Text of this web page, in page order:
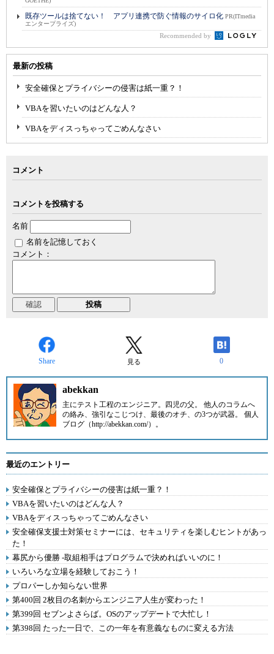
既存ツールは捨てない！ アプリ連携で防ぐ情報のサイロ化 PR(ITmedia
エンタープライズ)
Recommended by
最新の投稿
安全確保とプライバシーの侵害は紙一重？！
VBAを習いたいのはどんな人？
VBAをディスっちゃってごめんなさい
コメント
コメントを投稿する
名前
名前を記憶しておく
コメント：
Share 見る 0
abekkan
主にテスト工程のエンジニア。四児の父。 他人のコラムへ
の絡み、強引なこじつけ、最後のオチ、の3つが武器。 個人
ブログ（http://abekkan.com/）。
最近のエントリー
安全確保とプライバシーの侵害は紙一重？！
VBAを習いたいのはどんな人？
VBAをディスっちゃってごめんなさい
安全確保支援士対策セミナーには、セキュリティを楽しむヒントがあっ
た！
幕尻から優勝 -取組相手はプログラムで決めればいいのに！
いろいろな立場を経験しておこう！
プロパーしか知らない世界
第400回 2枚目の名刺からエンジニア人生が変わった！
第399回 セブンよさらば。OSのアップデートで大忙し！
第398回 たった一日で、この一年を有意義なものに変える方法